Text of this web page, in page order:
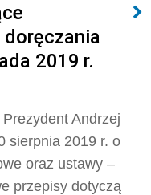
doręczania
2019 r.
Andrzej
sierpnia 2019 r. o
oraz ustawy –
przepisy dotyczą